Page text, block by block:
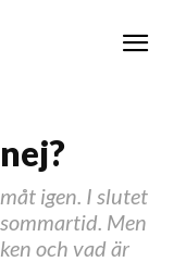
igen. I slutet
Men
och vad är